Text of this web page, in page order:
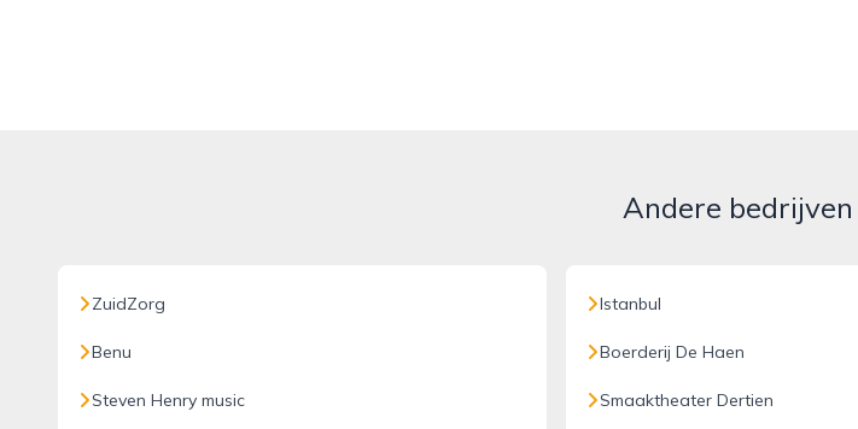
Andere
ZuidZorg
Benu
Steven Henry music
Istanbul
Boerderij De Haen
Smaaktheater Dertien